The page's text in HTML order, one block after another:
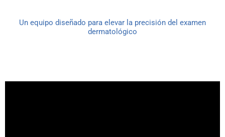
Un equipo diseñado para elevar la precisión del examen
dermatológico